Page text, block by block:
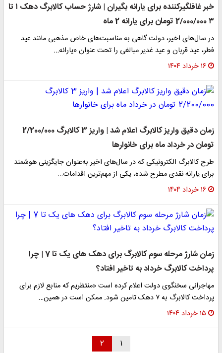
خبر غافلگیرکننده برای یارانه بگیران | شارژ حساب کالابرگ دهک ۱ تا
۳ 2/000/000 تومان برای یارانه 2 ماه
در سال‌های اخیر، دولت گاهی به مناسبت‌های خاص مذهبی مانند عید
فطر، عید قربان و عید غدیر مبالغی را تحت عنوان «یارانه…
۱۶ خرداد ۱۴۰۴
زمان دقیق واریز کالابرگ اعلام شد | واریز 3 کالابرگ 2/200/000
تومان در خرداد ماه برای خانوارها
طرح کالابرگ الکترونیکی که در سال‌های اخیر به‌عنوان جایگزینی هوشمند
برای یارانه نقدی مطرح شده، یکی از مهم‌ترین اقدامات…
۱۶ خرداد ۱۴۰۴
زمان شارژ مرحله سوم کالابرگ برای دهک های یک تا 7 | چرا
پرداخت کالابرگ خرداد به تاخیر افتاد؟
مهاجرانی سخنگوی دولت اعلام کرده است «منتظریم که منابع لازم برای
پرداخت کالابرگ به ۷ دهک تامین شود. ممکن است در همین…
۱۵ خرداد ۱۴۰۴
۱ ۲